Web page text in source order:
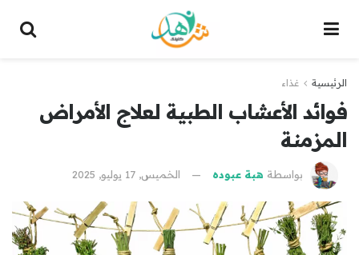
الرئيسية غذاء
فوائد الأعشاب الطبية لعلاج الأمراض
المزمنة
بواسطة هبة عبوده الخميس, 17 يوليو, 2025